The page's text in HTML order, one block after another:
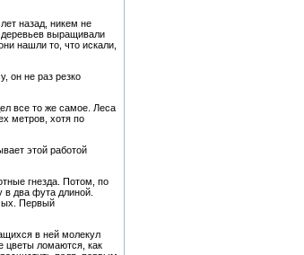
назад, никем не
деревьев выращивали
нашли то, что искали,
он не раз резко
все то же самое. Леса
метров, хотя по
этой работой
гнезда. Потом, по
в два фута длиной.
Первый
в ней молекул
цветы ломаются, как